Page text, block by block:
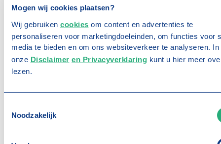
Mogen wij cookies plaatsen?
Wij gebruiken cookies om content en advertenties te
personaliseren voor marketingdoeleinden, om functies voor
media te bieden en om ons websiteverkeer te analyseren. In
onze Disclaimer en Privacyverklaring kunt u hier meer
lezen.
Noodzakelijk
speciaal afgestemd op jouw situatie. Hierin is
bijvoorbeeld hetinstructeursrisicomeeverzekerd –
dat wil zeggen: de aansprakelijkheid van de
instructeur, die wettelijk als bestuurder geldt zolang
de leerling geen rijbewijs heeft.
worden gesteld, die buiten de lesauto­verzekering
Artikelen
Actueel en relevant voor jouw
rijschool
Rijschool